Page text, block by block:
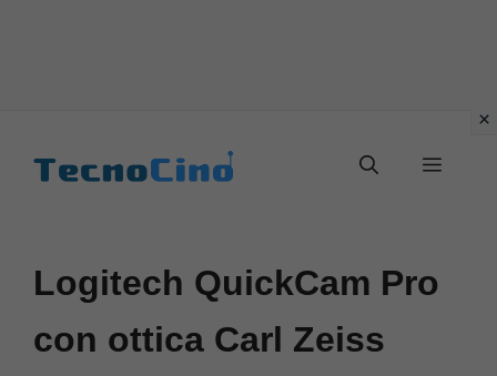
Menu
Logitech QuickCam Pro
con ottica Carl Zeiss